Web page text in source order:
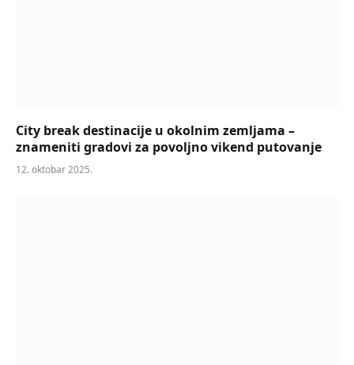
City break destinacije u okolnim zemljama –
znameniti gradovi za povoljno vikend putovanje
12. oktobar 2025.